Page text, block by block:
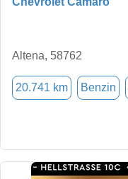
Altena, 58762
20.741 km Benzin